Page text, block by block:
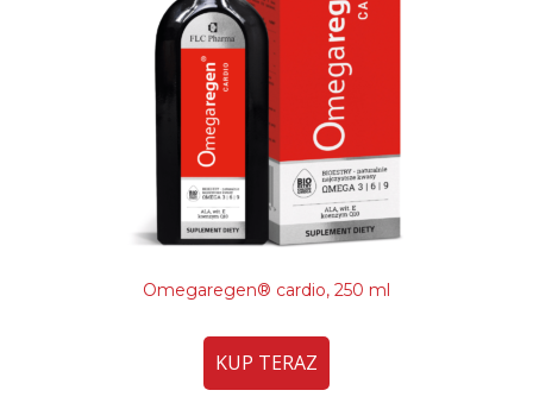
Omegaregen® cardio, 250 ml
KUP TERAZ